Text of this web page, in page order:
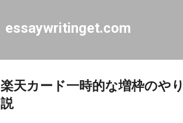
essaywritinget.com
楽天カード一時的な増枠のや
説